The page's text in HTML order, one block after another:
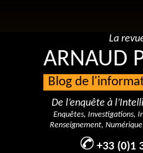
La
ARNAUD
Blog de
De l’enquête à
Enquêtes, Investigations,
Renseignement,
+33 (0)1